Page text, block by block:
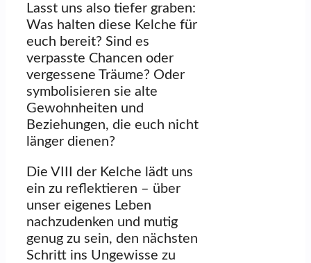
Lasst uns also tiefer graben:
Was halten diese Kelche für
euch bereit? Sind es
verpasste Chancen oder
vergessene Träume? Oder
symbolisieren sie alte
Gewohnheiten und
Beziehungen, die euch nicht
länger dienen?
Die VIII der Kelche lädt uns
ein zu reflektieren – über
unser eigenes Leben
nachzudenken und mutig
genug zu sein, den nächsten
Schritt ins Ungewisse zu